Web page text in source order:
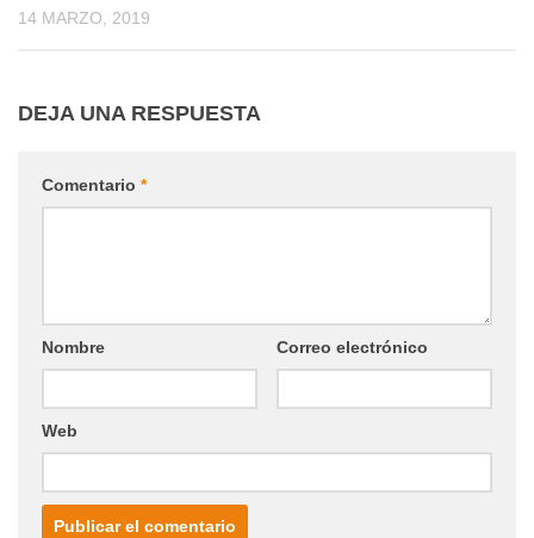
14 MARZO, 2019
DEJA UNA RESPUESTA
Comentario *
Nombre Correo electrónico
Web